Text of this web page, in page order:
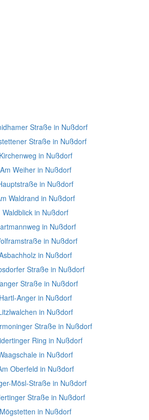
Straße in Nußdorf
Straße in Nußdorf
Kirchenweg in Nußdorf
Am Weiher in Nußdorf
in Nußdorf
Waldrand in Nußdorf
Waldblick in Nußdorf
in Nußdorf
in Nußdorf
in Nußdorf
Straße in Nußdorf
Straße in Nußdorf
Hartl-Anger in Nußdorf
in Nußdorf
Straße in Nußdorf
Ring in Nußdorf
in Nußdorf
Oberfeld in Nußdorf
Mösl-Straße in Nußdorf
Straße in Nußdorf
Mögstetten in Nußdorf